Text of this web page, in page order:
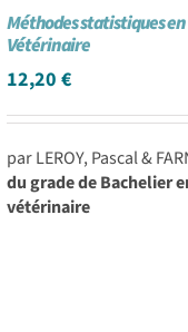
Méthodes statistiques
Vétérinaire
12,20€
par LEROY, Pascal &
du grade de Bachelier
vétérinaire